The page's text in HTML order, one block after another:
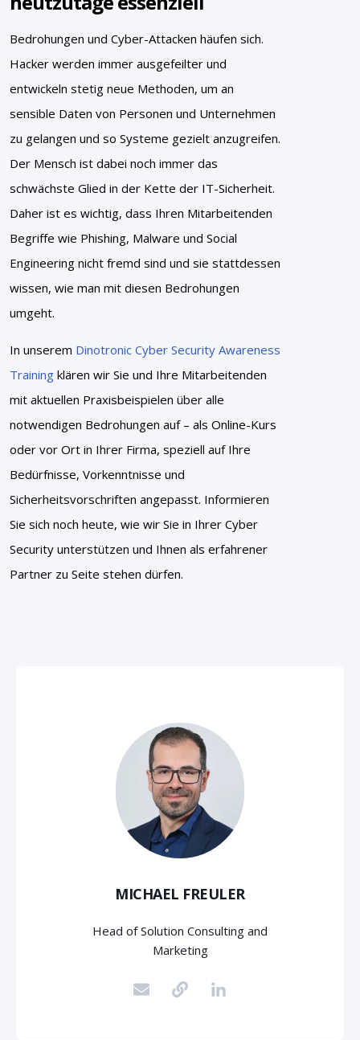
Bedrohungen und Cyber-Attacken häufen sich.
Hacker werden immer ausgefeilter und
entwickeln stetig neue Methoden, um an
sensible Daten von Personen und Unternehmen
zu gelangen und so Systeme gezielt anzugreifen.
Der Mensch ist dabei noch immer das
schwächste Glied in der Kette der IT-Sicherheit.
Daher ist es wichtig, dass Ihren Mitarbeitenden
Begriffe wie Phishing, Malware und Social
Engineering nicht fremd sind und sie stattdessen
wissen, wie man mit diesen Bedrohungen
umgeht.
In unserem Dinotronic Cyber Security Awareness
Trainingklären wir Sie und Ihre Mitarbeitenden
mit aktuellen Praxisbeispielen über alle
notwendigen Bedrohungen auf – als Online-Kurs
oder vor Ort in Ihrer Firma, speziell auf Ihre
Bedürfnisse, Vorkenntnisse und
Sicherheitsvorschriften angepasst. Informieren
Sie sich noch heute, wie wir Sie in Ihrer Cyber
Security unterstützen und Ihnen als erfahrener
Partner zu Seite stehen dürfen.
MICHAEL FREULER
Head of Solution Consulting and
Marketing